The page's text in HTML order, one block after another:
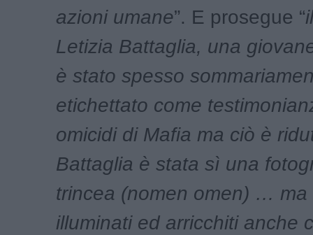
azioni umane”. E prosegue “
Letizia Battaglia, una
è stato spesso
etichettato come
omicidi di Mafia ma ciò è
Battaglia è stata sì una
trincea (nomen omen) … ma
illuminati ed arricchiti anche